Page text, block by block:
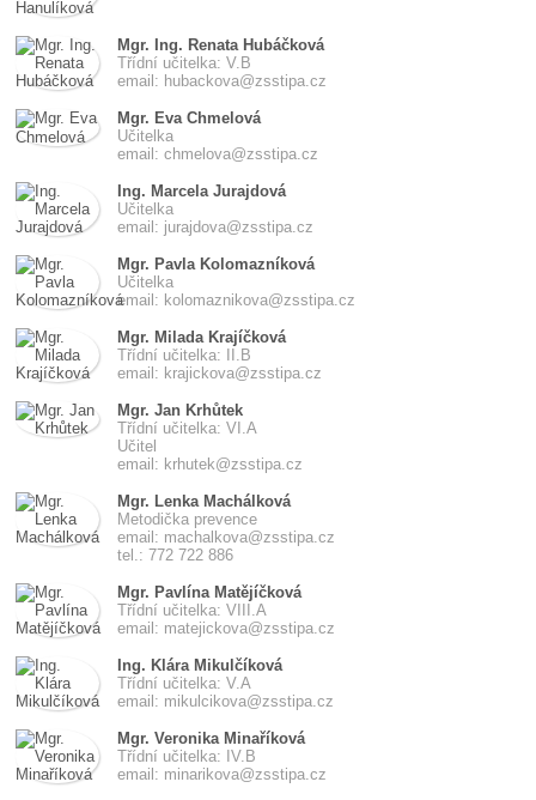
Mgr. Ing. Renata Hubáčková
Třídní učitelka: V.B
email: hubackova@zsstipa.cz
Mgr. Eva Chmelová
Učitelka
email: chmelova@zsstipa.cz
Ing. Marcela Jurajdová
Učitelka
email: jurajdova@zsstipa.cz
Mgr. Pavla Kolomazníková
Učitelka
email: kolomaznikova@zsstipa.cz
Mgr. Milada Krajíčková
Třídní učitelka: II.B
email: krajickova@zsstipa.cz
Mgr. Jan Krhůtek
Třídní učitelka: VI.A
Učitel
email: krhutek@zsstipa.cz
Mgr. Lenka Machálková
Metodička prevence
email: machalkova@zsstipa.cz
tel.: 772 722 886
Mgr. Pavlína Matějíčková
Třídní učitelka: VIII.A
email: matejickova@zsstipa.cz
Ing. Klára Mikulčíková
Třídní učitelka: V.A
email: mikulcikova@zsstipa.cz
Mgr. Veronika Minaříková
Třídní učitelka: IV.B
email: minarikova@zsstipa.cz